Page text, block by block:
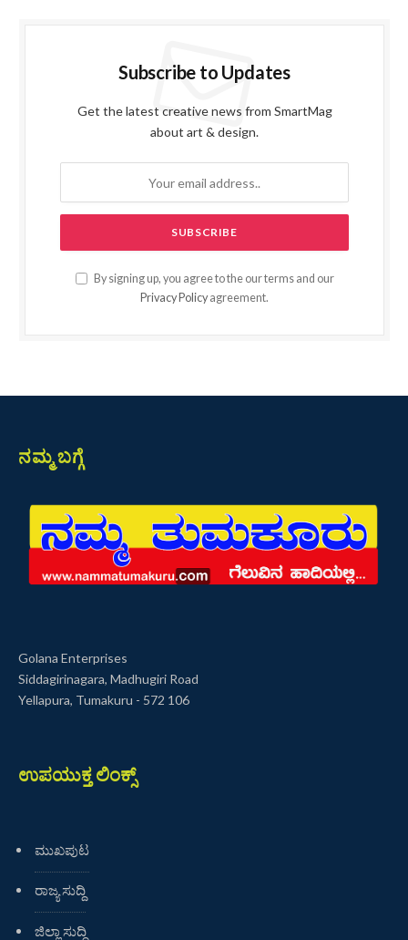
Subscribe to Updates
Get the latest creative news from SmartMag
about art & design.
By signing up, you agree to the our terms and our
Privacy Policy agreement.
ನಮ್ಮ ಬಗ್ಗೆ
Golana Enterprises
Siddagirinagara, Madhugiri Road
Yellapura, Tumakuru - 572 106
ಉಪಯುಕ್ತ ಲಿಂಕ್ಸ್
ಮುಖಪುಟ
ರಾಜ್ಯ ಸುದ್ದಿ
ಜಿಲ್ಲಾ ಸುದ್ದಿ